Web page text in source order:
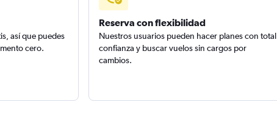
así que puedes
cero.
Reserva con flexibilidad
Nuestros usuarios pueden hacer planes con total
confianza y buscar vuelos sin cargos por
cambios.